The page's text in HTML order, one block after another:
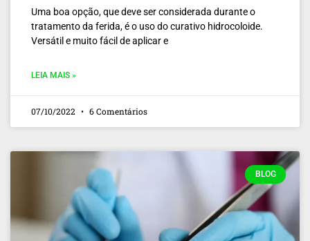
Uma boa opção, que deve ser considerada durante o
tratamento da ferida, é o uso do curativo hidrocoloide.
Versátil e muito fácil de aplicar e
LEIA MAIS »
07/10/2022 6 Comentários
BLOG